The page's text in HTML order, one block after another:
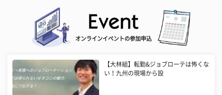
オンラインイベントの参加申込
【大林組】転勤&ジョブローテは怖くな
い！九州の現場から設